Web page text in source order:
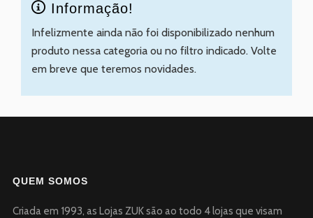
Informação!
Infelizmente ainda não foi disponibilizado nenhum
produto nessa categoria ou no filtro indicado. Volte
em breve que teremos novidades.
QUEM SOMOS
Criada em 1993, as Lojas ZUK são ao todo 4 lojas que visam